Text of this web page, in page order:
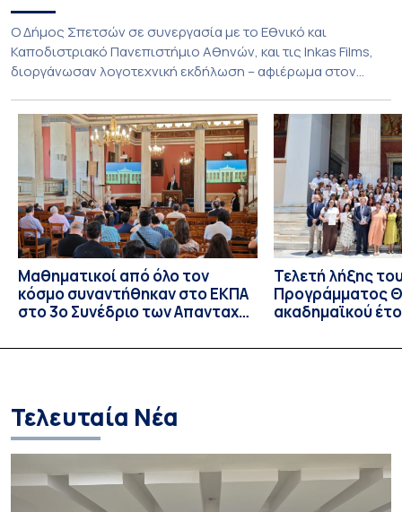
Ο Δήμος Σπετσών σε συνεργασία με το Εθνικό και
Καποδιστριακό Πανεπιστήμιο Αθηνών, και τις Inkas Films,
διοργάνωσαν λογοτεχνική εκδήλωση – αφιέρωμα στον
20ού αιώνα, με την προβολή του ντοκυμαντέρ «Η
επιστροφή του Μάγου». Η εκδήλωση διοργανώθηκε στο
πλαίσιο της συνεργασίας του Δήμου Σπετσών και του
Εθνικού και Καποδιστριακού […]
Μαθηματικοί από όλο τον
κόσμο συναντήθηκαν στο ΕΚΠΑ
στο 3ο Συνέδριο των Απανταχού
Τελετή λήξης
Προγράμματος
ακαδημαϊκού
Σπουδών στους
Τελευταία Νέα